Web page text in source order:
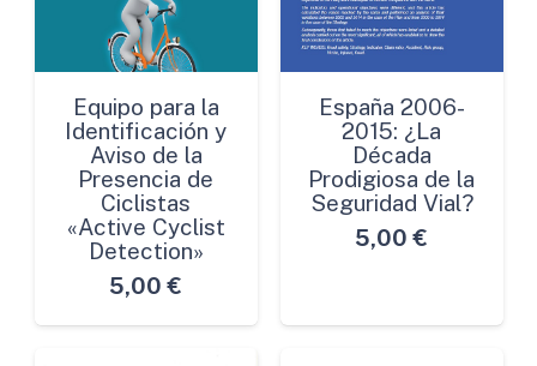
Equipo para la
Identificación y
Aviso de la
Presencia de
Ciclistas
«Active Cyclist
Detection»
5,00 €
España 2006-
2015: ¿La
Década
Prodigiosa de la
Seguridad Vial?
5,00 €